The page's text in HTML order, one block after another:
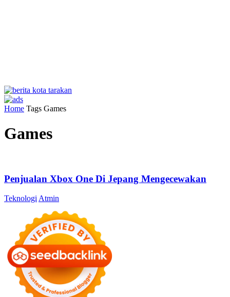
Home Tags Games
Games
Penjualan Xbox One Di Jepang Mengecewakan
Teknologi Atmin